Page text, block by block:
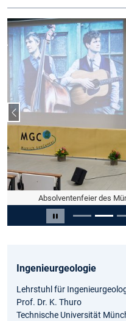
Carousel
Absolventenfeier des
Absolventenfeier des
Vorheriger Slide
Slide 3 von 7
Ingenieurgeologie
Lehrstuhl für
Prof. Dr. K. Thuro
Technische Universität